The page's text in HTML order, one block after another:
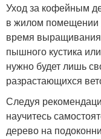
Уход за кофейным
в жилом помещении
время
пышного кустика
нужно будет лишь
разрастающихся
Следуя
научитесь
дерево на